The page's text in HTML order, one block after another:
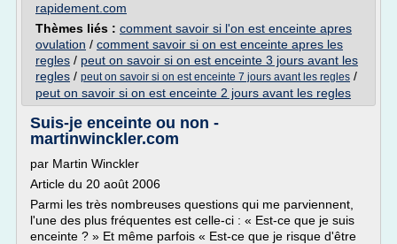
rapidement.com
Thèmes liés : comment savoir si l'on est enceinte apres
ovulation / comment savoir si on est enceinte apres les
regles / peut on savoir si on est enceinte 3 jours avant les
regles / peut on savoir si on est enceinte 7 jours avant les regles /
peut on savoir si on est enceinte 2 jours avant les regles
Suis-je enceinte ou non -
martinwinckler.com
par Martin Winckler
Article du 20 août 2006
Parmi les très nombreuses questions qui me parviennent,
l'une des plus fréquentes est celle-ci : « Est-ce que je suis
enceinte ? » Et même parfois « Est-ce que je risque d'être